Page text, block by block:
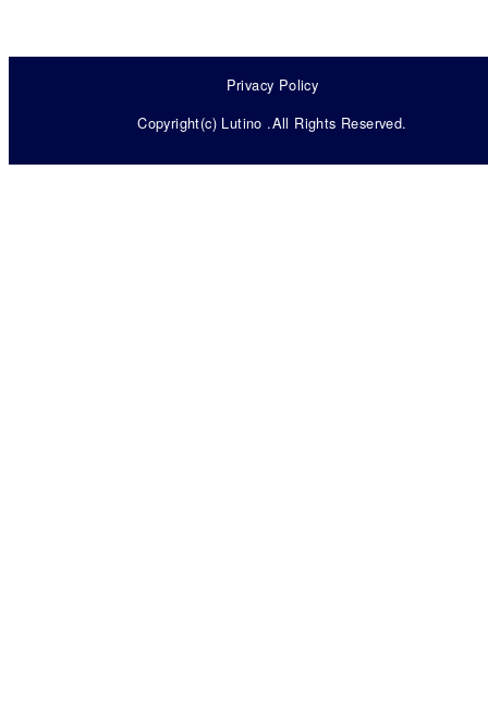
Privacy Policy
Copyright(c) Lutino .All Rights Reserved.